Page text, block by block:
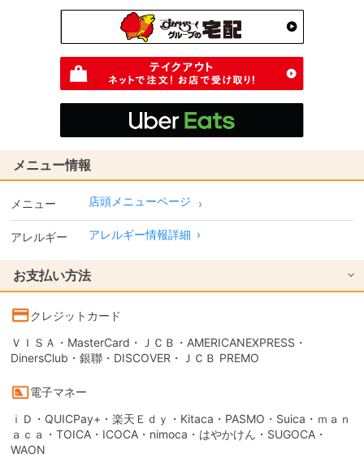
メニュー情報
メニュー 店頭メニューページ
アレルギー アレルギー情報詳細 ›
お支払い方法
クレジットカード
ＶＩＳＡ・MasterCard・ＪＣＢ・AMERICANEXPRESS・
DinersClub・銀聯・DISCOVER・ＪＣＢ PREMO
電子マネー
ｉＤ・QUICPay+・楽天Ｅｄｙ・Kitaca・PASMO・Suica・ｍａｎ
ａｃａ・TOICA・ICOCA・nimoca・はやかけん・SUGOCA・
WAON